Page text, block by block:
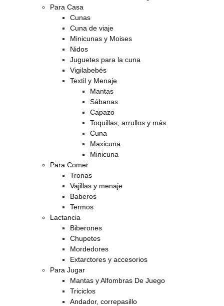
Para Casa
Cunas
Cuna de viaje
Minicunas y Moises
Nidos
Juguetes para la cuna
Vigilabebés
Textil y Menaje
Mantas
Sábanas
Capazo
Toquillas, arrullos y más
Cuna
Maxicuna
Minicuna
Para Comer
Tronas
Vajillas y menaje
Baberos
Termos
Lactancia
Biberones
Chupetes
Mordedores
Extarctores y accesorios
Para Jugar
Mantas y Alfombras De Juego
Triciclos
Andador, correpasillo